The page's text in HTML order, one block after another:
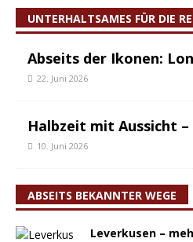
UNTERHALTSAMES FÜR DIE
Abseits der Ikonen:
22. Juni 2026
Halbzeit mit Aussicht –
10. Juni 2026
ABSEITS BEKANNTER WEGE
Leverkusen –